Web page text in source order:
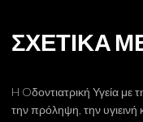
ΣΧΕΤΙΚΑ
H Oδοντιατρική Υγεία με
την πρόληψη, την